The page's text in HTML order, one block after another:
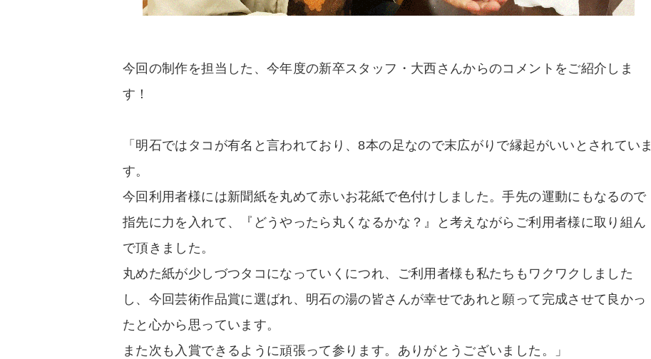
今回の制作を担当した、今年度の新卒スタッフ・大西さんからのコメントをご紹介しま
す！
「明石ではタコが有名と言われており、8本の足なので末広がりで縁起がいいとされていま
す。
今回利用者様には新聞紙を丸めて赤いお花紙で色付けしました。手先の運動にもなるので
指先に力を入れて、『どうやったら丸くなるかな？』と考えながらご利用者様に取り組ん
で頂きました。
丸めた紙が少しづつタコになっていくにつれ、ご利用者様も私たちもワクワクしました
し、今回芸術作品賞に選ばれ、明石の湯の皆さんが幸せであれと願って完成させて良かっ
たと心から思っています。
また次も入賞できるように頑張って参ります。ありがとうございました。」